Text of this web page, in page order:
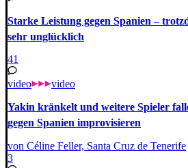
Starke Leistung gegen Spanien –
sehr unglücklich
41
video video
Yakin kränkelt und weitere Spieler
gegen Spanien improvisieren
von Céline Feller, Santa Cruz de Tenerife
3